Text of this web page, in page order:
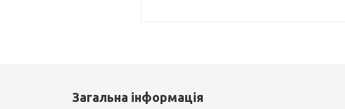
Загальна інформація